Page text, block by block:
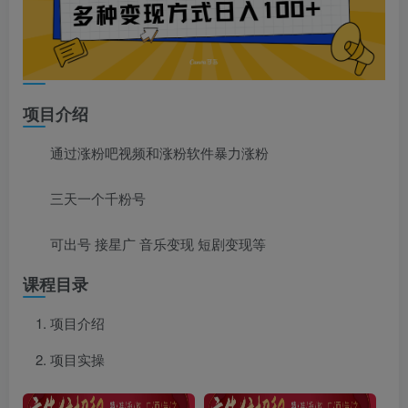
项目介绍
通过涨粉吧视频和涨粉软件暴力涨粉
三天一个千粉号
可出号 接星广 音乐变现 短剧变现等
课程目录
项目介绍
项目实操